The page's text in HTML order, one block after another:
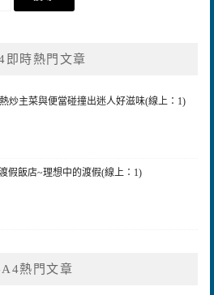
即時熱門文章
炒主菜與便當碰撞出迷人好滋味(線上：1)
假飯店~理想中的渡假(線上：1)
熱門文章